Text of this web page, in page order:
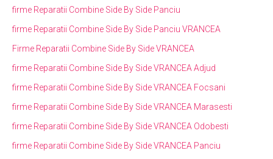
firme Reparatii Combine Side By Side Panciu
firme Reparatii Combine Side By Side Panciu VRANCEA
Firme Reparatii Combine Side By Side VRANCEA
firme Reparatii Combine Side By Side VRANCEA Adjud
firme Reparatii Combine Side By Side VRANCEA Focsani
firme Reparatii Combine Side By Side VRANCEA Marasesti
firme Reparatii Combine Side By Side VRANCEA Odobesti
firme Reparatii Combine Side By Side VRANCEA Panciu